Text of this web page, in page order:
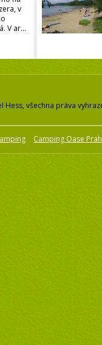
v
V ar...
Hess, všechna práva
Camping Oase